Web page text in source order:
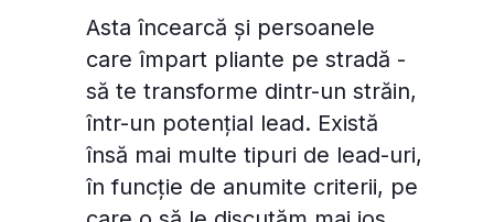
Asta încearcă și persoanele
care împart pliante pe stradă -
să te transforme dintr-un străin,
într-un potențial lead. Există
însă mai multe tipuri de lead-uri,
în funcție de anumite criterii, pe